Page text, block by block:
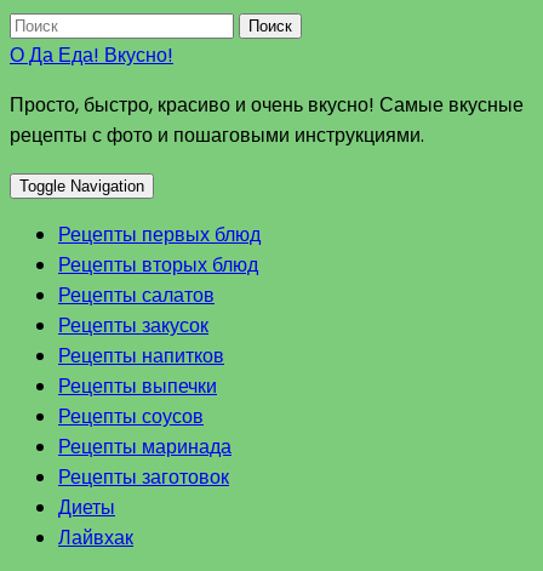
Поиск
О Да Еда! Вкусно!
Просто, быстро, красиво и очень вкусно! Самые вкусные
рецепты с фото и пошаговыми инструкциями.
Toggle Navigation
Рецепты первых блюд
Рецепты вторых блюд
Рецепты салатов
Рецепты закусок
Рецепты напитков
Рецепты выпечки
Рецепты соусов
Рецепты маринада
Рецепты заготовок
Диеты
Лайвхак